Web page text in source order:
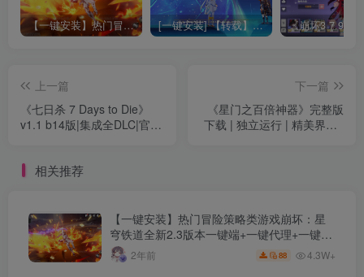
【一键安装】热门冒险策略类游戏崩坏：星穹铁道全新2.3版本一键端+一键代理+一键启动+免虚拟机 [一键安装] 【转载】原神3.4真端服务端+源码+配套客户端+详尽说明+GM工具+源码说明文件
上一篇
《七日杀 7 Days to Die》
v1.1 b14版|集成全DLC|官方
下一篇
《星门之百倍神器》完整版
下载 | 独立运行 | 精美界面 |
相关推荐
【一键安装】热门冒险策略类游戏崩坏：星
穹铁道全新2.3版本一键端+一键代理+一键启
动+免虚拟机
2年前 88 4.3W+